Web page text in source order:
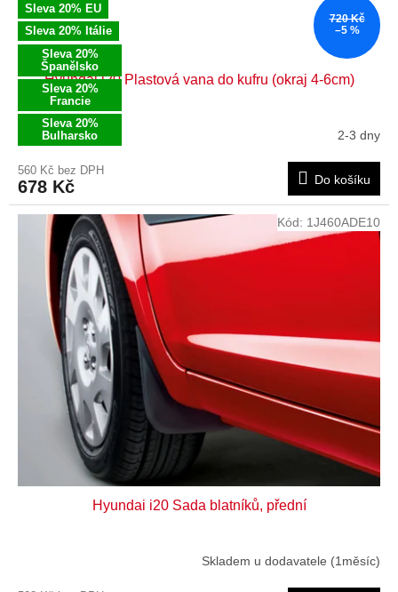
Sleva 20% EU
Sleva 20% Itálie
Sleva 20%
Španělsko
Sleva 20%
Francie
Sleva 20%
Bulharsko
720 Kč
–5 %
Hyundai i20 Plastová vana do kufru (okraj 4-6cm)
2-3 dny
560 Kč bez DPH
678 Kč Do košíku
Hyundai i20 Sada blatníků, přední
Skladem u dodavatele (1měsíc)
Kód: 1J460ADE10